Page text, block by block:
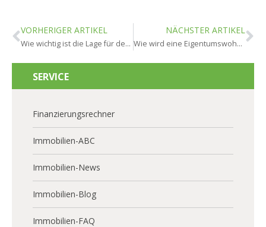
VORHERIGER ARTIKEL
Wie wichtig ist die Lage für den Wert in Mainz?
NÄCHSTER ARTIKEL
Wie wird eine Eigentumswohnung in Mainz bewertet?
SERVICE
Finanzierungsrechner
Immobilien-ABC
Immobilien-News
Immobilien-Blog
Immobilien-FAQ